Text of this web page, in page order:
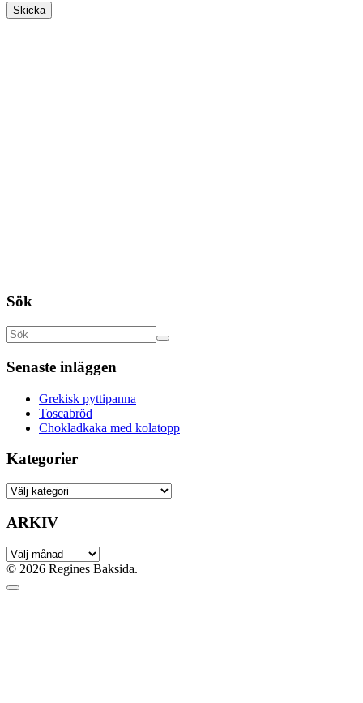
Skicka
Sök
Senaste inläggen
Grekisk pyttipanna
Toscabröd
Chokladkaka med kolatopp
Kategorier
ARKIV
© 2026 Regines Baksida.